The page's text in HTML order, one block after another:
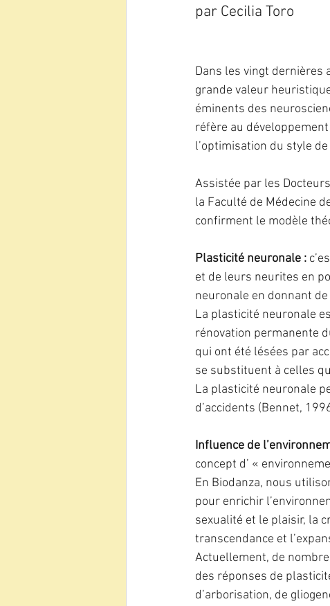
par Cecilia Toro
Dans les vingt dernières
grande valeur
éminents des
réfère au
l’optimisation du style de
Assistée par les
la Faculté de Médecine
confirment le modèle
Plasticité neuronale :
et de leurs neurites en
neuronale en donnant
La plasticité neuronale
rénovation permanente
qui ont été lésées par
se substituent à celles
La plasticité neuronale
d’accidents (Bennet,
Influence de
concept d’ «
En Biodanza, nous
pour enrichir
sexualité et le plaisir, la
transcendance et
Actuellement, de
des réponses de
d’arborisation, de